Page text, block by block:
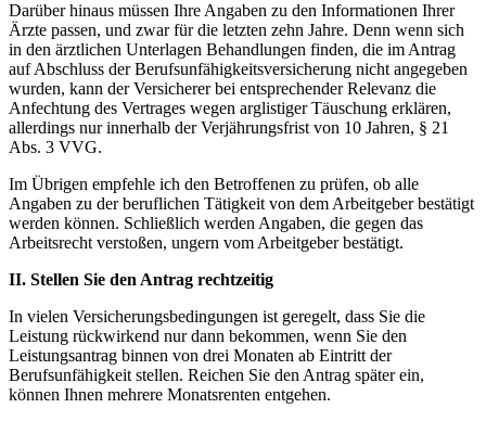
Darüber hinaus müssen Ihre Angaben zu den Informationen Ihrer
Ärzte passen, und zwar für die letzten zehn Jahre. Denn wenn sich
in den ärztlichen Unterlagen Behandlungen finden, die im Antrag
auf Abschluss der Berufsunfähigkeitsversicherung nicht angegeben
wurden, kann der Versicherer bei entsprechender Relevanz die
Anfechtung des Vertrages wegen arglistiger Täuschung erklären,
allerdings nur innerhalb der Verjährungsfrist von 10 Jahren, § 21
Abs. 3 VVG.
Im Übrigen empfehle ich den Betroffenen zu prüfen, ob alle
Angaben zu der beruflichen Tätigkeit von dem Arbeitgeber bestätigt
werden können. Schließlich werden Angaben, die gegen das
Arbeitsrecht verstoßen, ungern vom Arbeitgeber bestätigt.
II. Stellen Sie den Antrag rechtzeitig
In vielen Versicherungsbedingungen ist geregelt, dass Sie die
Leistung rückwirkend nur dann bekommen, wenn Sie den
Leistungsantrag binnen von drei Monaten ab Eintritt der
Berufsunfähigkeit stellen. Reichen Sie den Antrag später ein,
können Ihnen mehrere Monatsrenten entgehen.